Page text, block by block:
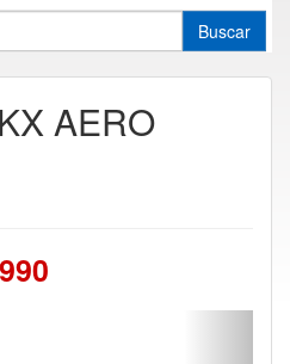
Buscar
AERO